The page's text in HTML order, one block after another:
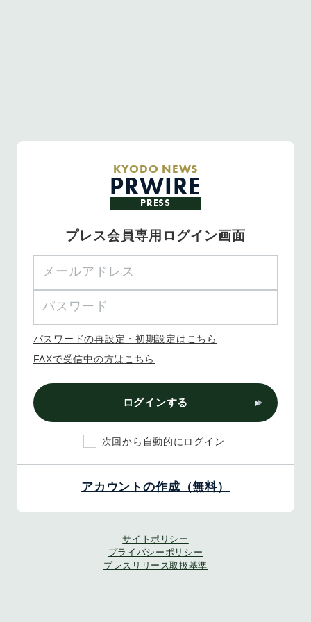
KYODO NEWS
PRWIRE
PRESS
プレス会員専用ログイン画面
パスワードの再設定・初期設定はこちら
FAXで受信中の方はこちら
ログインする
次回から自動的にログイン
アカウントの作成（無料）
サイトポリシー
プライバシーポリシー
プレスリリース取扱基準